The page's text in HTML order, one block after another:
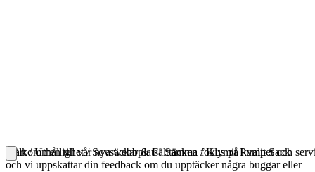
Välkommen till vår nya webbplats! Samma fokus på kvalitet och
och vi uppskattar din feedback om du upptäcker några buggar eller
Start/Uthållighet/Sovsäckar & Fälttäcken / Klymit Pump Sack
[1/3]